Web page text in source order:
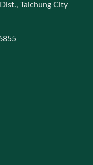
Taichung City